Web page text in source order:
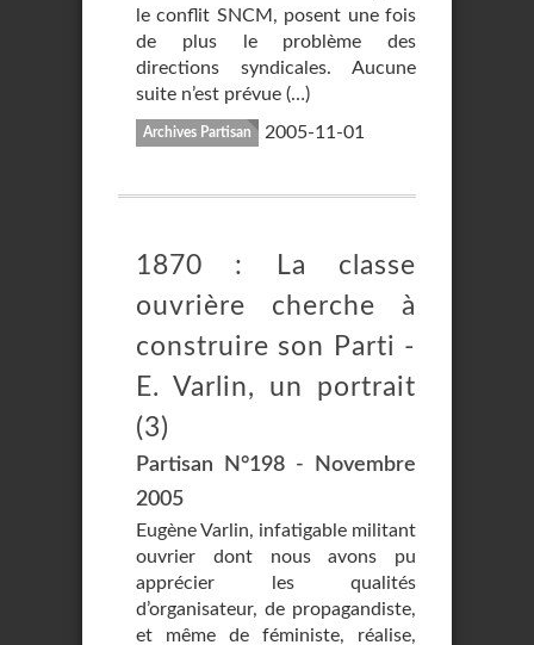
le conflit SNCM, posent une fois
de plus le problème des
directions syndicales. Aucune
suite n’est prévue (…)
Archives Partisan 2005-11-01
1870 : La classe
ouvrière cherche à
construire son Parti -
E. Varlin, un portrait
(3)
Partisan N°198 - Novembre
2005
Eugène Varlin, infatigable militant
ouvrier dont nous avons pu
apprécier les qualités
d’organisateur, de propagandiste,
et même de féministe, réalise,